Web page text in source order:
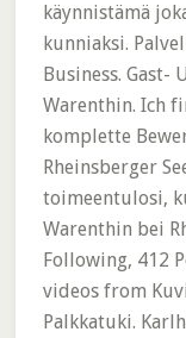
käynnistämä
kunniaksi.
Business. Gast-
Warenthin. Ich
komplette
Rheinsberger
toimeentulosi,
Warenthin bei
Following, 412
videos from
Palkkatuki.